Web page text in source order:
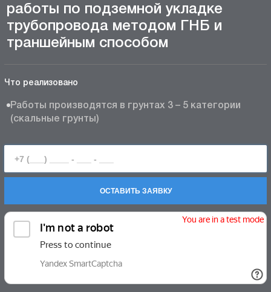
работы по подземной укладке
трубопровода методом ГНБ и
траншейным способом
Что реализовано
Работы производятся в грунтах 3 – 5 категории
(скальные грунты)
ОСТАВИТЬ ЗАЯВКУ